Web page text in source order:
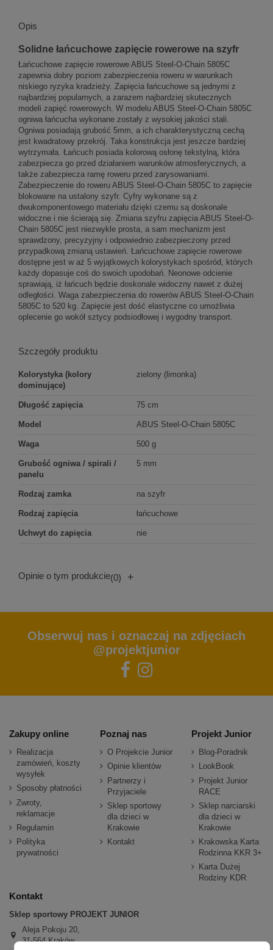
Opis
Solidne łańcuchowe zapięcie rowerowe na szyfr
Łańcuchowe zapięcie rowerowe ABUS Steel-O-Chain 5805C
zapewnia dobry poziom zabezpieczenia roweru w warunkach
niskiego ryzyka kradzieży. Zapięcia łańcuchowe są jednymi z
najbardziej popularnych, a zarazem najbardziej skutecznych
modeli zapięć rowerowych. W modelu ABUS Steel-O-Chain 5805C
ogniwa łańcucha wykonane zostały z wysokiej jakości stali.
Ogniwa posiadają grubość 5mm, a ich charakterystyczną cechą
jest kwadratowy przekrój. Taka konstrukcja jest jeszcze bardziej
wytrzymała. Łańcuch posiada kolorową osłonę tekstylną, która
zabezpiecza go przed działaniem warunków atmosferycznych, a
także zabezpiecza ramę roweru przed zarysowaniami.
Zabezpieczenie do roweru ABUS Steel-O-Chain 5805C to zapięcie
blokowane na ustalony szyfr. Cyfry wykonane są z
dwukomponentowego materiału dzięki czemu są doskonale
widoczne i nie ścierają się. Zmiana szyfru zapięcia ABUS Steel-O-
Chain 5805C jest niezwykle prosta, a sam mechanizm jest
sprawdzony, precyzyjny i odpowiednio zabezpieczony przed
przypadkową zmianą ustawień. Łańcuchowe zapięcie rowerowe
dostępne jest w aż 5 wyjątkowych kolorystykach spośród, których
każdy dopasuje coś do swoich upodobań. Neonowe odcienie
sprawiają, iż łańcuch będzie doskonale widoczny nawet z dużej
odległości. Waga zabezpieczenia do rowerów ABUS Steel-O-Chain
5805C to 520 kg. Zapięcie jest dość elastyczne co umożliwia
oplecenie go wokół sztycy podsiodłowej i wygodny transport.
Szczegóły produktu
Kolorystyka (kolory
dominujące)
zielony (limonka)
Długość zapięcia 75 cm
Model ABUS Steel-O-Chain 5805C
Waga 500 g
Grubość ogniwa / spirali /
panelu
5 mm
Rodzaj zamka na szyfr
Rodzaj zapięcia łańcuchowe
Uchwyt do zapięcia nie
Opinie o tym produkcie(0) +
Obserwuj nas i oznaczaj na zdjęciach
@projektjunior
Zakupy online
Realizacja
zamówień, koszty
wysyłek
Sposoby płatności
Zwroty,
reklamacje
Regulamin
Polityka
prywatności
Poznaj nas
O Projekcie Junior
Opinie klientów
Partnerzy i
Przyjaciele
Sklep sportowy
dla dzieci w
Krakowie
Kontakt
Projekt Junior
Blog-Poradnik
LookBook
Projekt Junior
RACE
Sklep narciarski
dla dzieci w
Krakowie
Krakowska Karta
Rodzinna KKR 3+
Karta Dużej
Rodziny KDR
Kontakt
Sklep sportowy PROJEKT JUNIOR
Aleja Pokoju 20,
31-564 Kraków